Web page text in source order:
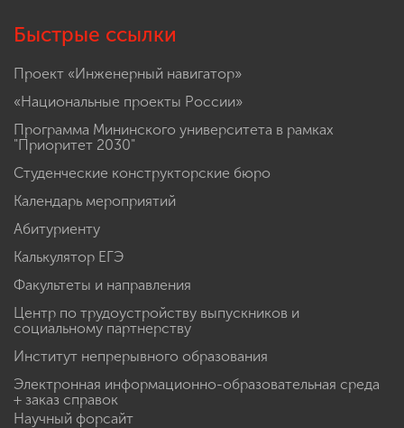
Быстрые ссылки
Проект «Инженерный навигатор»
«Национальные проекты России»
Программа Мининского университета в рамках
"Приоритет 2030"
Студенческие конструкторские бюро
Календарь мероприятий
Абитуриенту
Калькулятор ЕГЭ
Факультеты и направления
Центр по трудоустройству выпускников и
социальному партнерству
Институт непрерывного образования
Электронная информационно-образовательная среда
+ заказ справок
Научный форсайт